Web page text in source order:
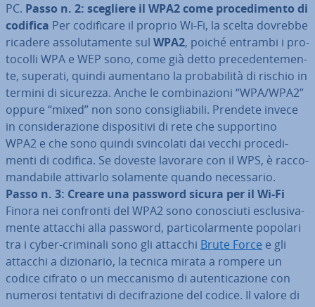
PC. Passo n. 2: scegliere il WPA2 come pro­ce­di­men­to di
codifica Per co­di­fi­ca­re il proprio Wi-Fi, la scelta dovrebbe
ricadere as­so­lu­ta­men­te sul WPA2, poiché entrambi i pro­
to­col­li WPA e WEP sono, come già detto pre­ce­den­te­men­
te, superati, quindi aumentano la pro­ba­bi­li­tà di rischio in
termini di sicurezza. Anche le com­bi­na­zio­ni “WPA/WPA2”
oppure “mixed” non sono con­si­glia­bi­li. Prendete invece
in con­si­de­ra­zio­ne di­spo­si­ti­vi di rete che sup­por­ti­no
WPA2 e che sono quindi svin­co­la­ti dai vecchi pro­ce­di­
men­ti di codifica. Se doveste lavorare con il WPS, è rac­co­
man­da­bi­le attivarlo solamente quando ne­ces­sa­rio.
Passo n. 3: Creare una password sicura per il Wi-Fi
Finora nei confronti del WPA2 sono co­no­sciu­ti esclu­si­va­
men­te attacchi alla password, par­ti­co­lar­men­te popolari
tra i cyber-criminali sono gli attacchi Brute Force e gli
attacchi a di­zio­na­rio, la tecnica mirata a rompere un
codice cifrato o un mec­ca­ni­smo di au­ten­ti­ca­zio­ne con
numerosi tentativi di de­ci­fra­zio­ne del codice. Il valore di